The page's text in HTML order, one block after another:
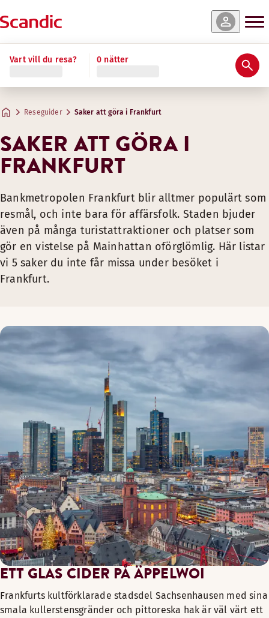
Vart vill du resa? 0 nätter
Reseguider Saker att göra i Frankfurt
SAKER ATT GÖRA I
FRANKFURT
Bankmetropolen Frankfurt blir alltmer populärt som
resmål, och inte bara för affärsfolk. Staden bjuder
även på många turistattraktioner och platser som
gör en vistelse på Mainhattan oförglömlig. Här listar
vi 5 saker du inte får missa under besöket i
Frankfurt.
ETT GLAS CIDER PÅ ÄPPELWOI
Frankfurts kultförklarade stadsdel Sachsenhausen med sina
smala kullerstensgränder och pittoreska hak är väl värt ett